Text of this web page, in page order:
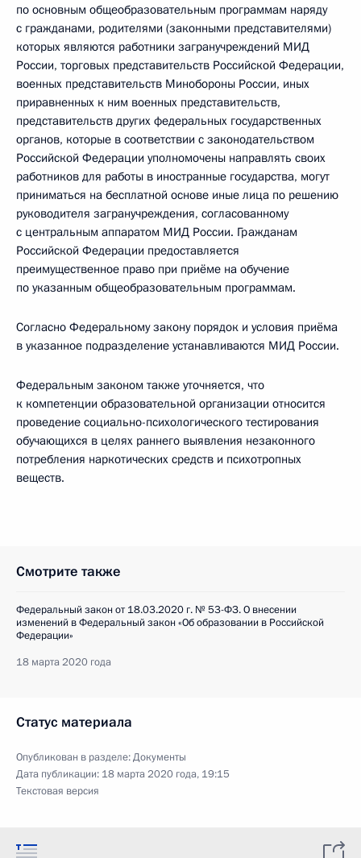
по основным общеобразовательным программам наряду
с гражданами, родителями (законными представителями)
которых являются работники загранучреждений МИД
России, торговых представительств Российской Федерации,
военных представительств Минобороны России, иных
приравненных к ним военных представительств,
представительств других федеральных государственных
органов, которые в соответствии с законодательством
Российской Федерации уполномочены направлять своих
работников для работы в иностранные государства, могут
приниматься на бесплатной основе иные лица по решению
руководителя загранучреждения, согласованному
с центральным аппаратом МИД России. Гражданам
Российской Федерации предоставляется
преимущественное право при приёме на обучение
по указанным общеобразовательным программам.
Согласно Федеральному закону порядок и условия приёма
в указанное подразделение устанавливаются МИД России.
Федеральным законом также уточняется, что
к компетенции образовательной организации относится
проведение социально-психологического тестирования
обучающихся в целях раннего выявления незаконного
потребления наркотических средств и психотропных
веществ.
Смотрите также
Федеральный закон от 18.03.2020 г. № 53-ФЗ. О внесении
изменений в Федеральный закон «Об образовании в Российской
Федерации»
18 марта 2020 года
Статус материала
Опубликован в разделе:Документы
Дата публикации: 18 марта 2020 года, 19:15
Текстовая версия